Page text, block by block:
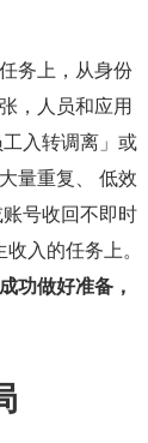
务上，从身份
，人员和应用
入转调离」或
量重复、 低效
号收回不即时
入的任务上。
功做好准备，